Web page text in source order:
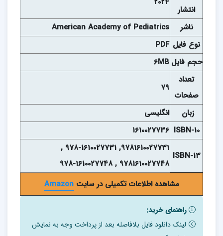
انتشار
ناشر
American Academy of Pediatrics
نوع فايل PDF
حجم فايل 6MB
تعداد
صفحات
79
زبان
انگلیسی
ISBN-10
1610027736
ISBN-13
9781610027731, 978-1610027731 ,
9781610027748 , 978-1610027748
مشاهده اطلاعات تکمیلی در سایتAmazon
راهنمای خرید:
لینک دانلود فایل بلافاصله بعد از پرداخت وجه به نمایش